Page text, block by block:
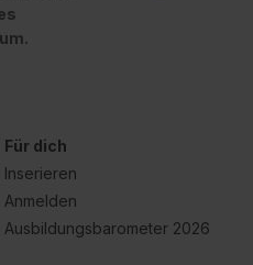
Für dich
Inserieren
Anmelden
Ausbildungsbarometer 2026